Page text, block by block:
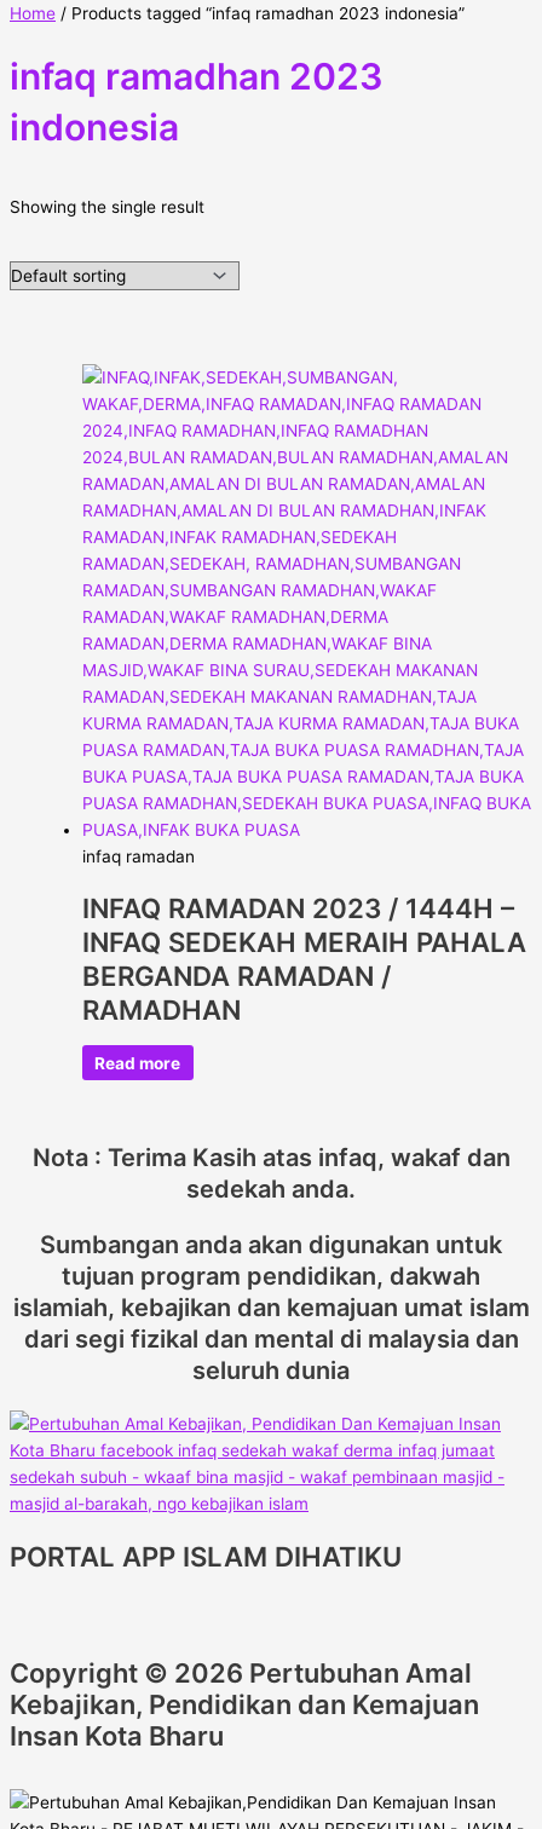
Home / Products tagged “infaq ramadhan 2023 indonesia”
infaq ramadhan 2023
indonesia
Showing the single result
infaq ramadan
INFAQ RAMADAN 2023 / 1444H –
INFAQ SEDEKAH MERAIH PAHALA
BERGANDA RAMADAN /
RAMADHAN
Read more
Nota : Terima Kasih atas infaq, wakaf dan
sedekah anda.
Sumbangan anda akan digunakan untuk
tujuan program pendidikan, dakwah
islamiah, kebajikan dan kemajuan umat islam
dari segi fizikal dan mental di malaysia dan
seluruh dunia
PORTAL APP ISLAM DIHATIKU
Copyright © 2026 Pertubuhan Amal
Kebajikan, Pendidikan dan Kemajuan
Insan Kota Bharu